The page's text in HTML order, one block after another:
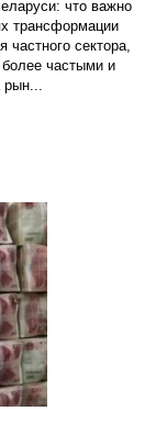
что важно
трансформации
сектора,
частыми и